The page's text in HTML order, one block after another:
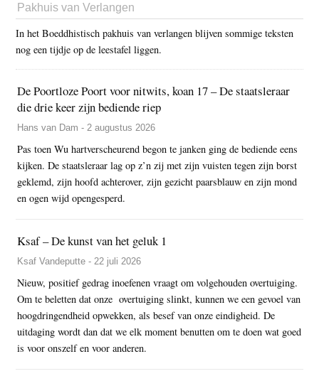
Pakhuis van Verlangen
In het Boeddhistisch pakhuis van verlangen blijven sommige teksten
nog een tijdje op de leestafel liggen.
De Poortloze Poort voor nitwits, koan 17 – De staatsleraar
die drie keer zijn bediende riep
Hans van Dam - 2 augustus 2026
Pas toen Wu hartverscheurend begon te janken ging de bediende eens
kijken. De staatsleraar lag op z’n zij met zijn vuisten tegen zijn borst
geklemd, zijn hoofd achterover, zijn gezicht paarsblauw en zijn mond
en ogen wijd opengesperd.
Ksaf – De kunst van het geluk 1
Ksaf Vandeputte - 22 juli 2026
Nieuw, positief gedrag inoefenen vraagt om volgehouden overtuiging.
Om te beletten dat onze overtuiging slinkt, kunnen we een gevoel van
hoogdringendheid opwekken, als besef van onze eindigheid. De
uitdaging wordt dan dat we elk moment benutten om te doen wat goed
is voor onszelf en voor anderen.